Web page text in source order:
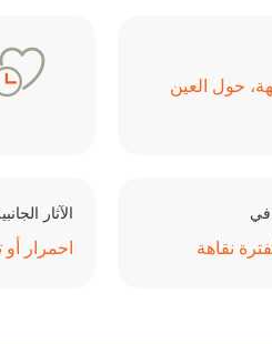
حول العين
نقاهة
الآثار
احمرار